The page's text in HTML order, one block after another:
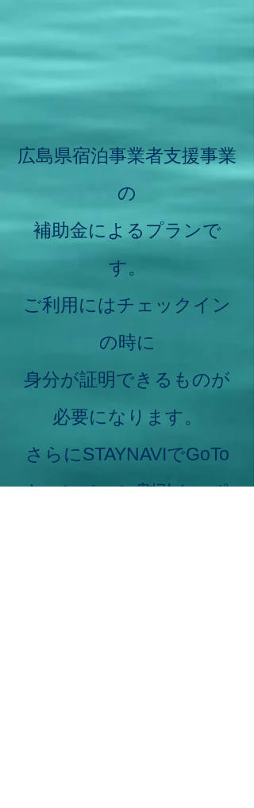
広島県宿泊事業者支援事業
の
補助金によるプランで
す。
ご利用にはチェックイン
の時に
身分が証明できるものが
必要になります。
さらにSTAYNAVIでGoTo
キャンペーン割引クーポ